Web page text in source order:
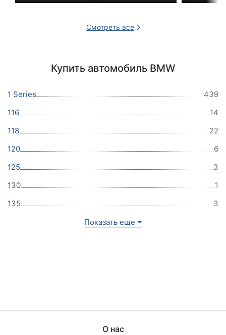
Смотреть все
Купить автомобиль BMW
1 Series
439
116
14
118
22
120
6
125
3
130
1
135
3
Показать еще
О нас